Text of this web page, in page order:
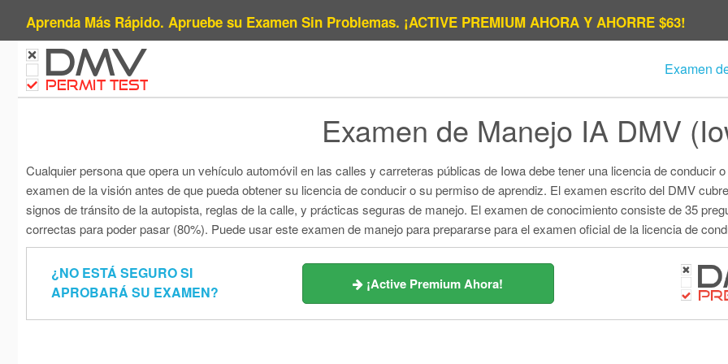
Aprenda Más Rápido. Apruebe su Examen Sin Problemas. ¡ACTIVE PREMIUM AHORA Y AHORRE $63!
DMV
PERMIT TEST
Examen
Examen de Manejo IA DMV
Cualquier persona que opera un vehículo automóvil en las calles y carreteras públicas de Iowa debe tener una licencia de conducir
examen de la visión antes de que pueda obtener su licencia de conducir o su permiso de aprendiz. El examen escrito del DMV
signos de tránsito de la autopista, reglas de la calle, y prácticas seguras de manejo. El examen de conocimiento consiste de 35
correctas para poder pasar (80%). Puede usar este examen de manejo para prepararse para el examen oficial de la licencia de
¿NO ESTÁ SEGURO SI
APROBARÁ SU EXAMEN?
¡Active Premium Ahora!